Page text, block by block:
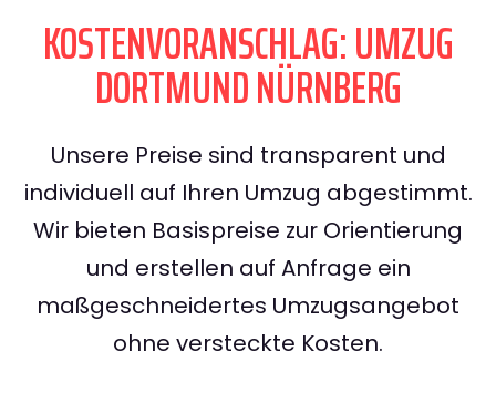
KOSTENVORANSCHLAG: UMZUG
DORTMUND NÜRNBERG
Unsere Preise sind transparent und
individuell auf Ihren Umzug abgestimmt.
Wir bieten Basispreise zur Orientierung
und erstellen auf Anfrage ein
maßgeschneidertes Umzugsangebot
ohne versteckte Kosten.